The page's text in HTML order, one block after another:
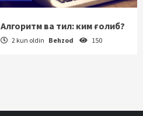
Алгоритм ва тил: ким ғолиб?
2 kun oldin Behzod 150